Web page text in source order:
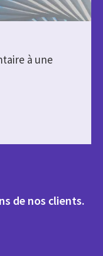
à une
de nos clients.